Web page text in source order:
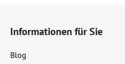
Informationen für Sie
Blog